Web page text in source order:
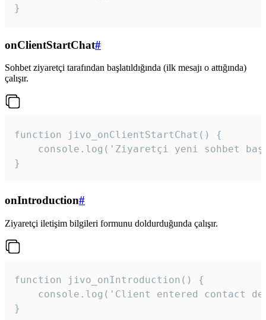
}
onClientStartChat#
Sohbet ziyaretçi tarafından başlatıldığında (ilk mesajı o attığında)
çalışır.
function jivo_onClientStartChat() {
console.log('Ziyaretçi yeni sohbet
}
onIntroduction#
Ziyaretçi iletişim bilgileri formunu doldurduğunda çalışır.
function jivo_onIntroduction() {
console.log('Client entered contact
}